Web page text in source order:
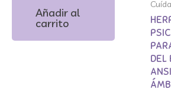
Añadir al
carrito
DEL